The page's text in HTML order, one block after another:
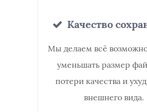
Качество
Мы делаем всё
уменьшать размер
потери качества и
внешнего вида.